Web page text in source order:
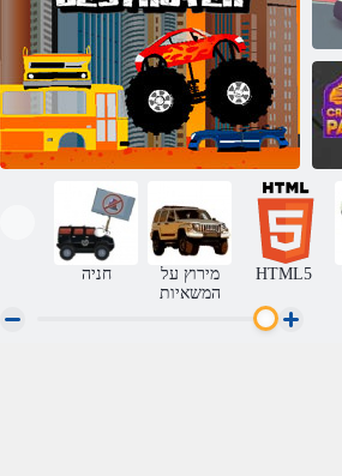
חניה
מירוץ על
המשאיות
HTML5